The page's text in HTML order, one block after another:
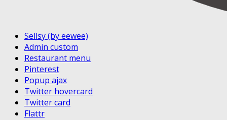
Sellsy (by eewee)
Admin custom
Restaurant menu
Pinterest
Popup ajax
Twitter hovercard
Twitter card
Flattr